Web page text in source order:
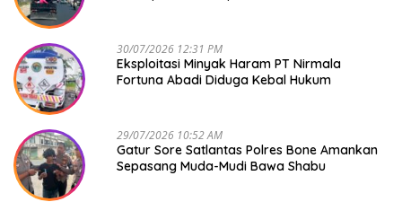
30/07/2026 12:31 PM
Eksploitasi Minyak Haram PT Nirmala
Fortuna Abadi Diduga Kebal Hukum
29/07/2026 10:52 AM
Gatur Sore Satlantas Polres Bone Amankan
Sepasang Muda-Mudi Bawa Shabu